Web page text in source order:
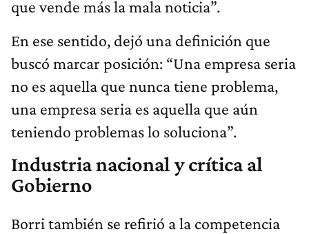
que vende más la mala noticia”.
En ese sentido, dejó una definición que
buscó marcar posición: “Una empresa seria
no es aquella que nunca tiene problema,
una empresa seria es aquella que aún
teniendo problemas lo soluciona”.
Industria nacional y crítica al
Gobierno
Borri también se refirió a la competencia